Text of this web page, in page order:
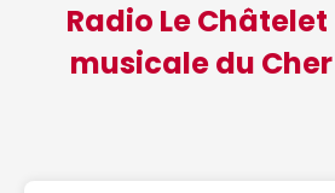
Radio Le
musicale du